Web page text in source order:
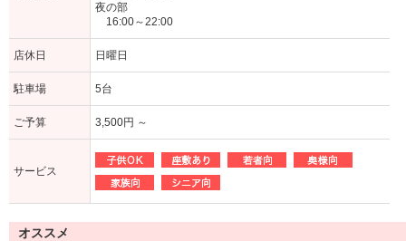
夜の部
16:00～22:00
店休日 日曜日
駐車場 5台
ご予算 3,500円 ～
サービス
オススメ